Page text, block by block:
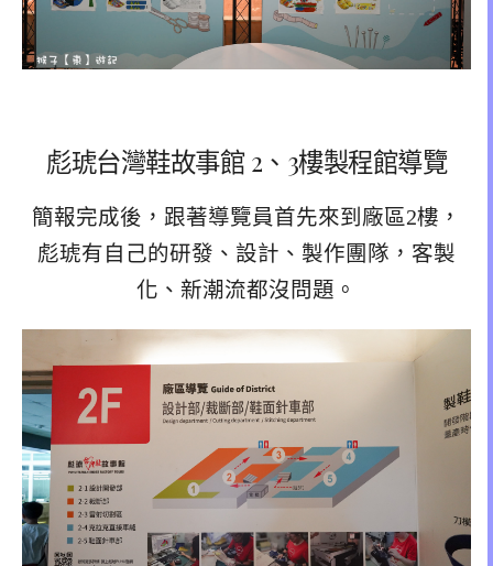
彪琥台灣鞋故事館 2、3樓製程館導覽
簡報完成後，跟著導覽員首先來到廠區2樓，
彪琥有自己的研發、設計、製作團隊，客製
化、新潮流都沒問題。